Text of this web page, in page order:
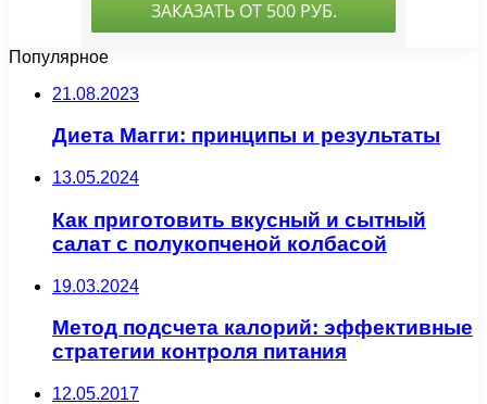
Популярное
21.08.2023
Диета Магги: принципы и результаты
13.05.2024
Как приготовить вкусный и сытный
салат с полукопченой колбасой
19.03.2024
Метод подсчета калорий: эффективные
стратегии контроля питания
12.05.2017